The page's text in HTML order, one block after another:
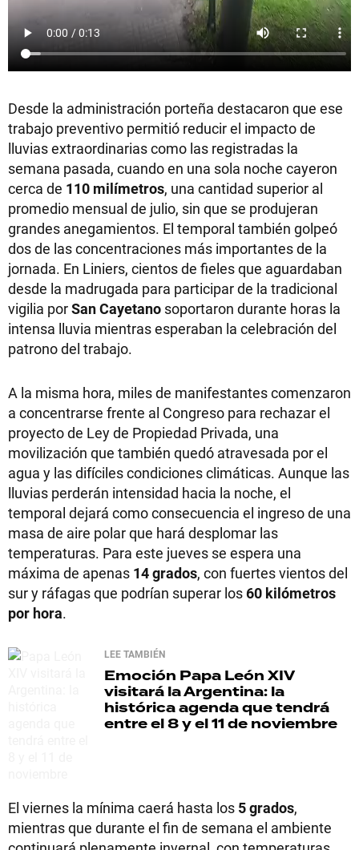
Desde la administración porteña destacaron que ese
trabajo preventivo permitió reducir el impacto de
lluvias extraordinarias como las registradas la
semana pasada, cuando en una sola noche cayeron
cerca de 110 milímetros, una cantidad superior al
promedio mensual de julio, sin que se produjeran
grandes anegamientos. El temporal también golpeó
dos de las concentraciones más importantes de la
jornada. En Liniers, cientos de fieles que aguardaban
desde la madrugada para participar de la tradicional
vigilia porSan Cayetano soportaron durante horas la
intensa lluvia mientras esperaban la celebración del
patrono del trabajo.
A la misma hora, miles de manifestantes comenzaron
a concentrarse frente al Congreso para rechazar el
proyecto de Ley de Propiedad Privada, una
movilización que también quedó atravesada por el
agua y las difíciles condiciones climáticas. Aunque las
lluvias perderán intensidad hacia la noche, el
temporal dejará como consecuencia el ingreso de una
masa de aire polar que hará desplomar las
temperaturas. Para este jueves se espera una
máxima de apenas 14 grados, con fuertes vientos del
sur y ráfagas que podrían superar los60 kilómetros
por hora.
LEE TAMBIÉN
Emoción Papa León XIV
visitará la Argentina: la
histórica agenda que tendrá
entre el 8 y el 11 de noviembre
El viernes la mínima caerá hasta los 5 grados,
mientras que durante el fin de semana el ambiente